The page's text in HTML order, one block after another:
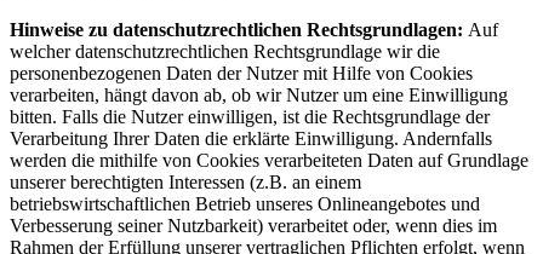
Hinweise zu datenschutzrechtlichen Rechtsgrundlagen: Auf
welcher datenschutzrechtlichen Rechtsgrundlage wir die
personenbezogenen Daten der Nutzer mit Hilfe von Cookies
verarbeiten, hängt davon ab, ob wir Nutzer um eine Einwilligung
bitten. Falls die Nutzer einwilligen, ist die Rechtsgrundlage der
Verarbeitung Ihrer Daten die erklärte Einwilligung. Andernfalls
werden die mithilfe von Cookies verarbeiteten Daten auf Grundlage
unserer berechtigten Interessen (z.B. an einem
betriebswirtschaftlichen Betrieb unseres Onlineangebotes und
Verbesserung seiner Nutzbarkeit) verarbeitet oder, wenn dies im
Rahmen der Erfüllung unserer vertraglichen Pflichten erfolgt, wenn